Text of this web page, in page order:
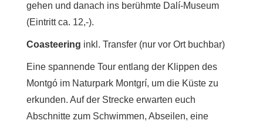
gehen und danach ins berühmte Dalí-Museum
(Eintritt ca. 12,-).
Coasteering inkl. Transfer (nur vor Ort buchbar)
Eine spannende Tour entlang der Klippen des
Montgó im Naturpark Montgrí, um die Küste zu
erkunden. Auf der Strecke erwarten euch
Abschnitte zum Schwimmen, Abseilen, eine